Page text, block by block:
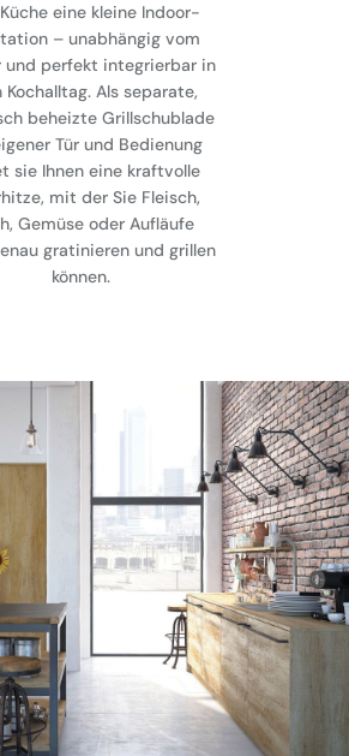
eine kleine Indoor-
– unabhängig vom
und perfekt integrierbar in
Kochalltag. Als separate,
beheizte Grillschublade
Tür und Bedienung
sie Ihnen eine kraftvolle
mit der Sie Fleisch,
Gemüse oder Aufläufe
gratinieren und grillen
können.